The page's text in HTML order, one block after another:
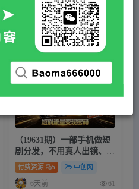
（19721期）宝子哥抖音
无人直播课-2026年8月5
更新｜从基础搭建到高阶起
号，稳号防封技术，搭建自
动化直播变现体系
付费资源 5 中创网
17小时前
（19631期）一部手机做短
剧分发，不用真人出镜、不
用拍摄剧本， 快手流量变现
日赚千元
付费资源 5 中创网
6天前 61